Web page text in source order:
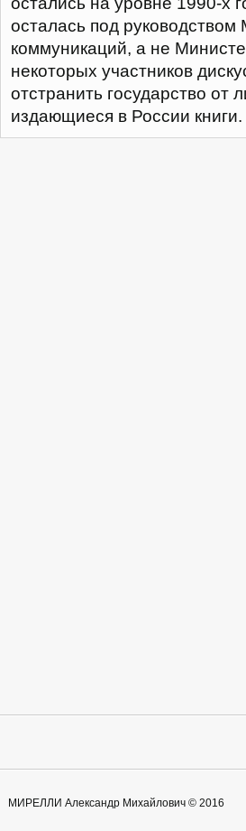
осталась под
коммуникаций, а не
некоторых участников
отстранить государство от
издающиеся в России книги.
МИРЕЛЛИ Александр Михайлович © 2016